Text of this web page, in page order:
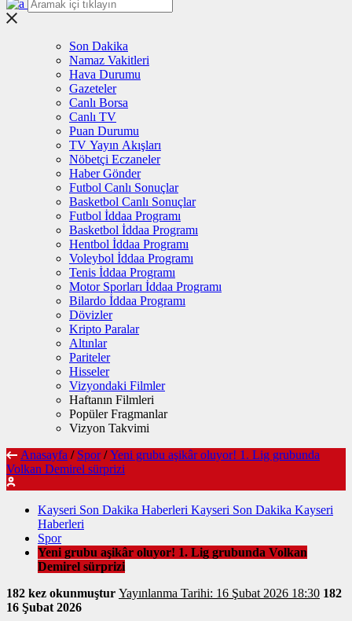
Son Dakika
Namaz Vakitleri
Hava Durumu
Gazeteler
Canlı Borsa
Canlı TV
Puan Durumu
TV Yayın Akışları
Nöbetçi Eczaneler
Haber Gönder
Futbol Canlı Sonuçlar
Basketbol Canlı Sonuçlar
Futbol İddaa Programı
Basketbol İddaa Programı
Hentbol İddaa Programı
Voleybol İddaa Programı
Tenis İddaa Programı
Motor Sporları İddaa Programı
Bilardo İddaa Programı
Dövizler
Kripto Paralar
Altınlar
Pariteler
Hisseler
Vizyondaki Filmler
Haftanın Filmleri
Popüler Fragmanlar
Vizyon Takvimi
Anasayfa / Spor / Yeni grubu aşikâr oluyor! 1. Lig grubunda
Volkan Demirel sürprizi
Kayseri Son Dakika Haberleri Kayseri Son Dakika Kayseri
Haberleri
Spor
Yeni grubu aşikâr oluyor! 1. Lig grubunda Volkan
Demirel sürprizi
182 kez okunmuştur
Yayınlanma Tarihi: 16 Şubat 2026 18:30 182
16 Şubat 2026